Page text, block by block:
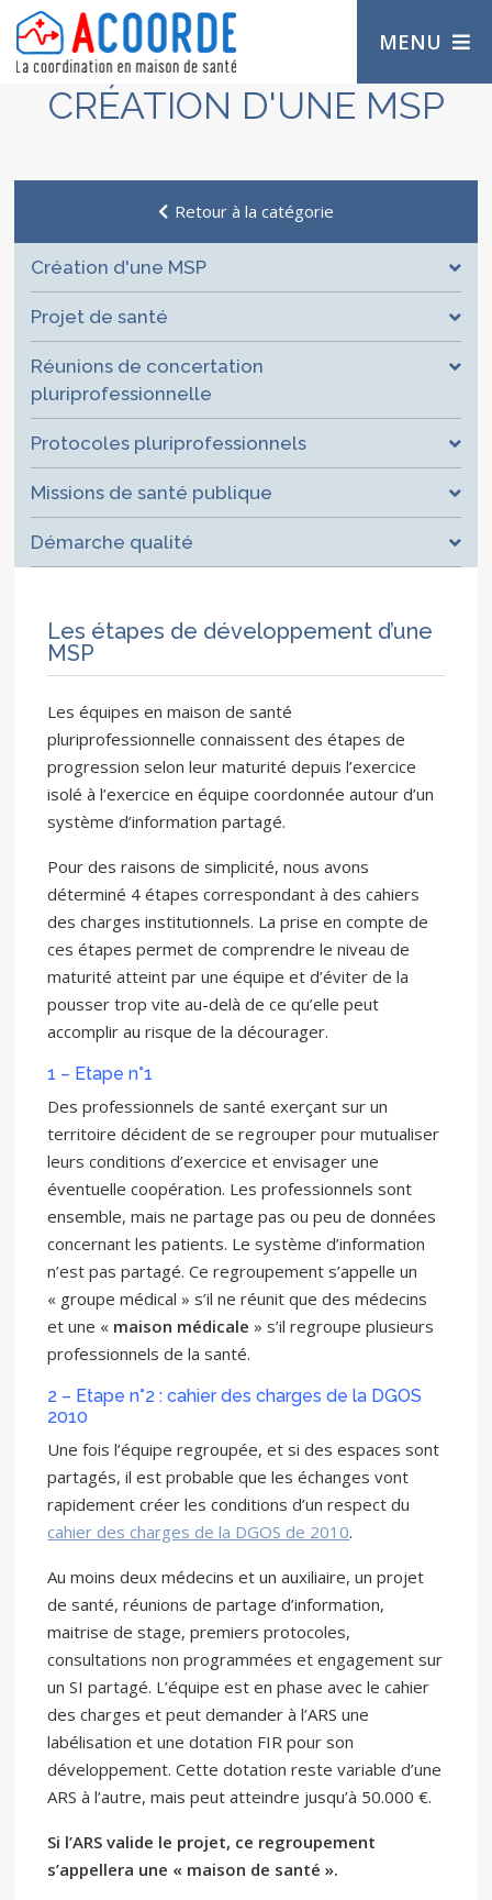
MENU
CRÉATION D'UNE MSP
Retour à la catégorie
Création d'une MSP
Projet de santé
Réunions de concertation
pluriprofessionnelle
Protocoles pluriprofessionnels
Missions de santé publique
Démarche qualité
Les étapes de développement d’une
MSP
Les équipes en maison de santé
pluriprofessionnelle connaissent des étapes de
progression selon leur maturité depuis l’exercice
isolé à l’exercice en équipe coordonnée autour d’un
système d’information partagé.
Pour des raisons de simplicité, nous avons
déterminé 4 étapes correspondant à des cahiers
des charges institutionnels. La prise en compte de
ces étapes permet de comprendre le niveau de
maturité atteint par une équipe et d’éviter de la
pousser trop vite au-delà de ce qu’elle peut
accomplir au risque de la décourager.
1 – Etape n°1
Des professionnels de santé exerçant sur un
territoire décident de se regrouper pour mutualiser
leurs conditions d’exercice et envisager une
éventuelle coopération. Les professionnels sont
ensemble, mais ne partage pas ou peu de données
concernant les patients. Le système d’information
n’est pas partagé. Ce regroupement s’appelle un
« groupe médical » s’il ne réunit que des médecins
et une « maison médicale » s’il regroupe plusieurs
professionnels de la santé.
2 – Etape n°2 : cahier des charges de la DGOS
2010
Une fois l’équipe regroupée, et si des espaces sont
partagés, il est probable que les échanges vont
rapidement créer les conditions d’un respect du
cahier des charges de la DGOS de 2010.
Au moins deux médecins et un auxiliaire, un projet
de santé, réunions de partage d’information,
maitrise de stage, premiers protocoles,
consultations non programmées et engagement sur
un SI partagé. L’équipe est en phase avec le cahier
des charges et peut demander à l’ARS une
labélisation et une dotation FIR pour son
développement. Cette dotation reste variable d’une
ARS à l’autre, mais peut atteindre jusqu’à 50.000 €.
Si l’ARS valide le projet, ce regroupement
s’appellera une « maison de santé ».